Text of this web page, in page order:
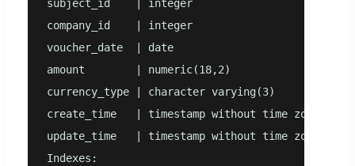
subject_id    | integer
company_id    | integer
voucher_date  | date
amount        | numeric(18,2)
currency_type | character varying(3)
create_time   | timestamp without time
update_time   | timestamp without time
Indexes: